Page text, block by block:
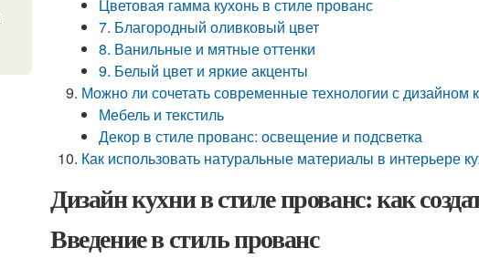
Цветовая гамма кухонь в стиле прованс
7. Благородный оливковый цвет
8. Ванильные и мятные оттенки
9. Белый цвет и яркие акценты
Можно ли сочетать современные технологии с дизайном
Мебель и текстиль
Декор в стиле прованс: освещение и подсветка
Как использовать натуральные материалы в интерьере
Дизайн кухни в стиле прованс: как
Введение в стиль прованс